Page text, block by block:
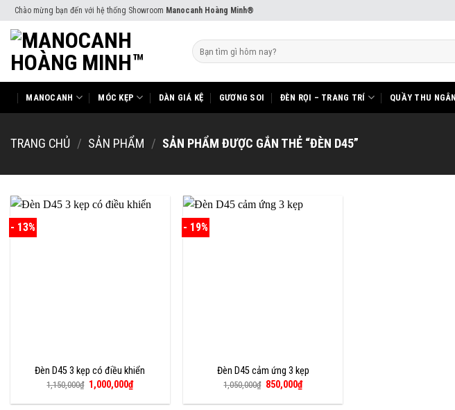
Skip
to
content
Chào mừng bạn đến với hệ thống Showroom Manocanh Hoàng Minh®
Tìm
kiếm:
MANOCANH MÓC KẸP DÀN GIÁ KỆ GƯƠNG SOI ĐÈN RỌI – TRANG TRÍ QUẦY THU
TRANG CHỦ / SẢN PHẨM / SẢN PHẨM ĐƯỢC GẮN THẺ “ĐÈN D45”
- 13%
Đèn D45 3 kẹp có điều khiển
1,150,000₫ Giá
gốc
là:
1,000,000₫Giá
hiện
tại
- 19%
Đèn D45 cảm ứng 3 kẹp
1,050,000₫ Giá
là:
850,000₫Giá
hiện
tại